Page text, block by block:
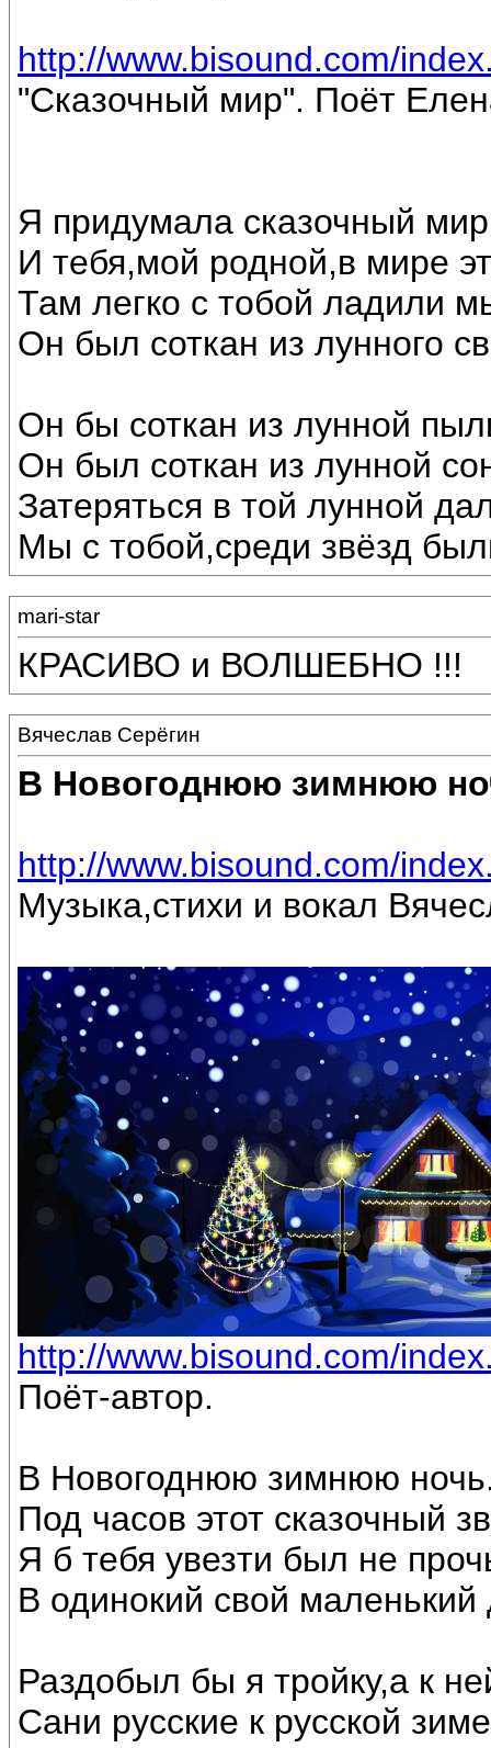
http://www.bisound.com/
"Сказочный мир". Поёт
Я придумала сказочный
И тебя,мой родной,в мире
Там легко с тобой ладили
Он был соткан из лунного
Он бы соткан из лунной
Он был соткан из лунной
Затеряться в той лунной
Мы с тобой,среди звёзд
mari-star
КРАСИВО и ВОЛШЕБНО !!!
Вячеслав Серёгин
В Новогоднюю зимнюю
http://www.bisound.com/
Музыка,стихи и вокал
http://www.bisound.com/
Поёт-автор.
В Новогоднюю зимнюю
Под часов этот сказочный
Я б тебя увезти был не
В одинокий свой
Раздобыл бы я тройку,а к
Сани русские к русской